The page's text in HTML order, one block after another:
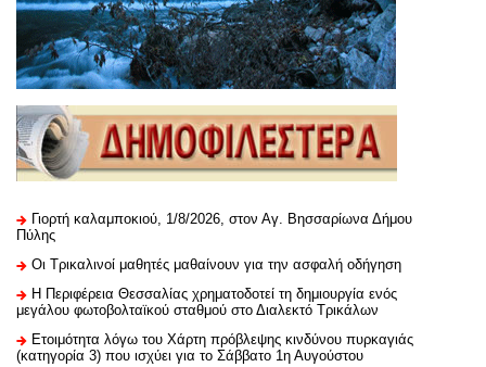
Γιορτή καλαμποκιού, 1/8/2026, στον Αγ. Βησσαρίωνα Δήμου
Πύλης
Οι Τρικαλινοί μαθητές μαθαίνουν για την ασφαλή οδήγηση
H Περιφέρεια Θεσσαλίας χρηματοδοτεί τη δημιουργία ενός
μεγάλου φωτοβολταϊκού σταθμού στο Διαλεκτό Τρικάλων
Ετοιμότητα λόγω του Χάρτη πρόβλεψης κινδύνου πυρκαγιάς
(κατηγορία 3) που ισχύει για το Σάββατο 1η Αυγούστου